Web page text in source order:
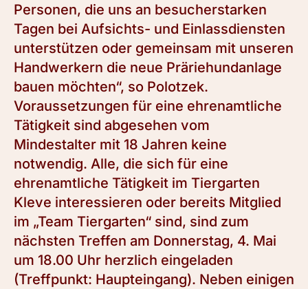
Personen, die uns an besucherstarken
Tagen bei Aufsichts- und Einlassdiensten
unterstützen oder gemeinsam mit unseren
Handwerkern die neue Präriehundanlage
bauen möchten“, so Polotzek.
Voraussetzungen für eine ehrenamtliche
Tätigkeit sind abgesehen vom
Mindestalter mit 18 Jahren keine
notwendig. Alle, die sich für eine
ehrenamtliche Tätigkeit im Tiergarten
Kleve interessieren oder bereits Mitglied
im „Team Tiergarten“ sind, sind zum
nächsten Treffen am Donnerstag, 4. Mai
um 18.00 Uhr herzlich eingeladen
(Treffpunkt: Haupteingang). Neben einigen